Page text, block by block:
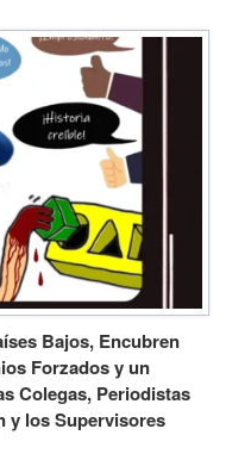
Bajos, Encubren
Forzados y un
Colegas, Periodistas
y los Supervisores